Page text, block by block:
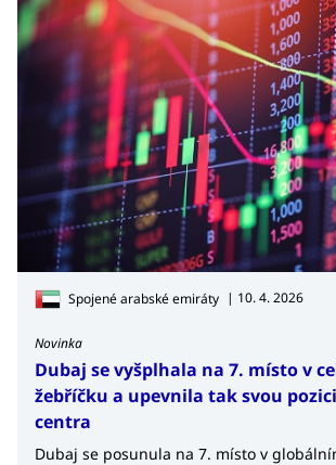
Spojené arabské emiráty | 10. 4. 2026
Novinka
Dubaj se vyšplhala na 7. místo v
žebříčku a upevnila tak svou
centra
Dubaj se posunula na 7. místo v